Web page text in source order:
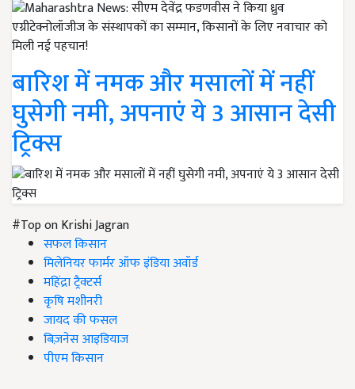
बारिश में नमक और मसालों में नहीं
घुसेगी नमी, अपनाएं ये 3 आसान देसी
ट्रिक्स
#Top on Krishi Jagran
सफल किसान
मिलेनियर फार्मर ऑफ इंडिया अवॉर्ड
महिंद्रा ट्रैक्टर्स
कृषि मशीनरी
जायद की फसल
बिज़नेस आइडियाज
पीएम किसान